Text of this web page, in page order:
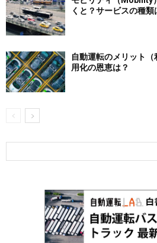
くと？サービスの種類
自動運転のメリット
用化の恩恵は？